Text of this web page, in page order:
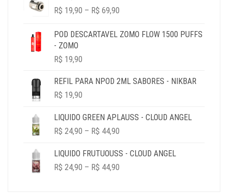
ERA:
É:
R$ 19,90 – R$ 69,90
R$ 19,90
POD DESCARTAVEL ZOMO FLOW 1500 PUFFS
- ZOMO
R$ 19,90
REFIL PARA NPOD 2ML SABORES - NIKBAR
R$ 19,90
LIQUIDO GREEN APLAUSS - CLOUD ANGEL
R$ 24,90 – R$ 44,90
R$ 24,90
LIQUIDO FRUTUOUSS - CLOUD ANGEL
R$ 24,90 – R$ 44,90